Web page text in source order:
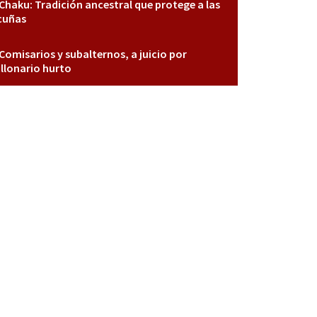
Chaku: Tradición ancestral que protege a las
Comisarios y subalternos, a juicio por
hurto